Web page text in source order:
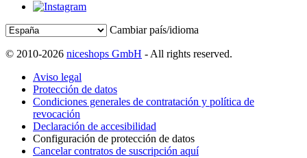
Cambiar país/idioma
© 2010-2026 niceshops GmbH - All rights reserved.
Aviso legal
Protección de datos
Condiciones generales de contratación y política de
revocación
Declaración de accesibilidad
Configuración de protección de datos
Cancelar contratos de suscripción aquí